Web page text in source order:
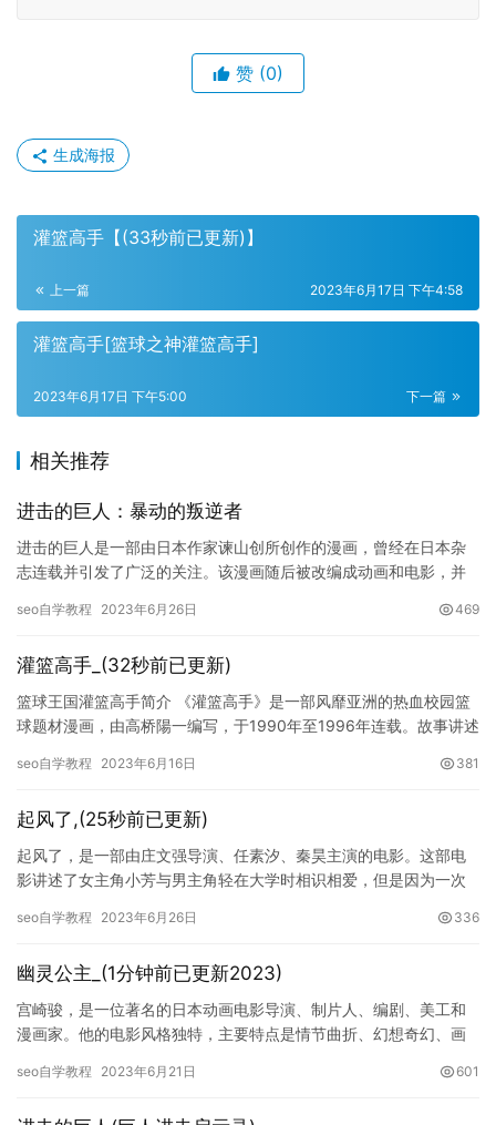
赞 (0)
生成海报
灌篮高手【(33秒前已更新)】
上一篇 2023年6月17日 下午4:58
灌篮高手[篮球之神灌篮高手]
下一篇
2023年6月17日 下午5:00
相关推荐
进击的巨人：暴动的叛逆者
进击的巨人是一部由日本作家谏山创所创作的漫画，曾经在日本杂
志连载并引发了广泛的关注。该漫画随后被改编成动画和电影，并
是此系…
seo自学教程 2023年6月26日 469
灌篮高手_(32秒前已更新)
篮球王国灌篮高手简介 《灌篮高手》是一部风靡亚洲的热血校园篮
球题材漫画，由高桥陽一编写，于1990年至1996年连载。故事讲述
seo自学教程 2023年6月16日 381
起风了,(25秒前已更新)
起风了，是一部由庄文强导演、任素汐、秦昊主演的电影。这部电
影讲述了女主角小芳与男主角轻在大学时相识相爱，但是因为一次
彼此之…
seo自学教程 2023年6月26日 336
幽灵公主_(1分钟前已更新2023)
宫崎骏，是一位著名的日本动画电影导演、制片人、编剧、美工和
漫画家。他的电影风格独特，主要特点是情节曲折、幻想奇幻、画
们的热…
seo自学教程 2023年6月21日 601